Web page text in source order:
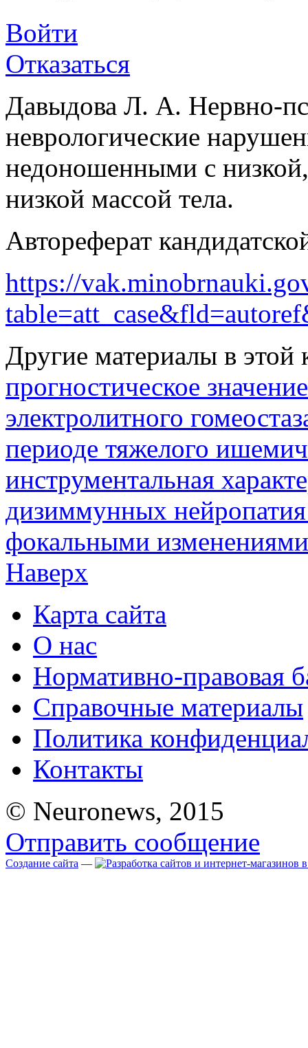
Войти
Отказаться
Давыдова Л. А. Нервно-
неврологические
недоношенными с
низкой массой тела.
Автореферат
https://
Другие материалы в этой
прогностическое
электролитного
периоде тяжелого
инструментальная
дизиммунных
фокальными
Наверх
Карта сайта
О нас
Нормативно-правовая
Справочные материалы
Политика
Контакты
© Neuronews, 2015
Отправить сообщение
Создание сайта —